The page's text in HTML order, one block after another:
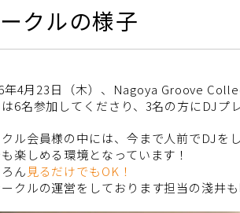
クルの様子
年4月23日（木）、Nagoya Groove
6名参加してくださり、3名の方にDJプ
ル会員様の中には、今まで人前でDJを
楽しめる環境となっています！
ん 見るだけでもOK！
クルの運営をしております担当の淺井